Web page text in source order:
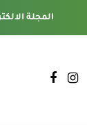
المجلة